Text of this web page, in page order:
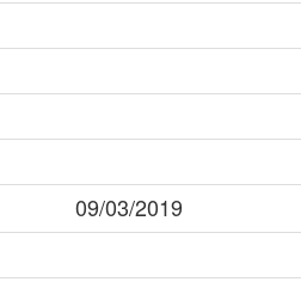
09/03/2019